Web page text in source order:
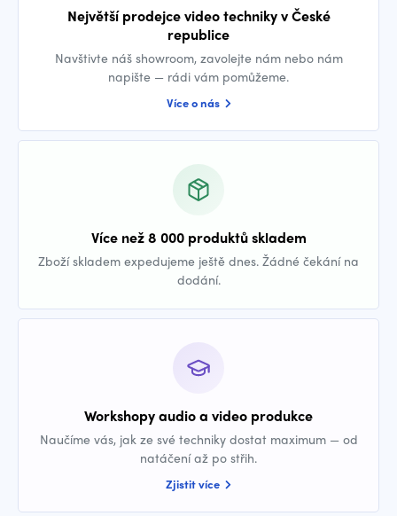
Největší prodejce video techniky v České
republice
Navštivte náš showroom, zavolejte nám nebo nám
napište — rádi vám pomůžeme.
Více o nás
Více než 8 000 produktů skladem
Zboží skladem expedujeme ještě dnes. Žádné čekání na
dodání.
Workshopy audio a video produkce
Naučíme vás, jak ze své techniky dostat maximum — od
natáčení až po střih.
Zjistit více